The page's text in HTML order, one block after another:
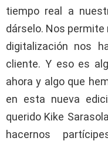
tiempo real a
dárselo. Nos
digitalización nos
cliente. Y eso es
ahora y algo que
en esta nueva
querido Kike
hacernos